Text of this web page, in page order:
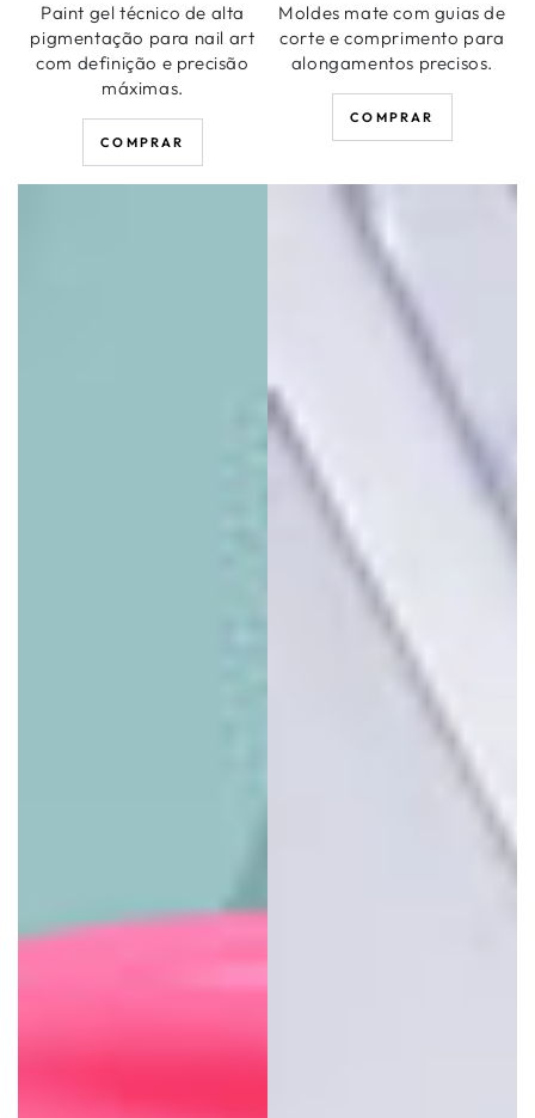
Paint gel técnico de alta
pigmentação para nail art
com definição e precisão
máximas.
COMPRAR
Moldes mate com guias de
corte e comprimento para
alongamentos precisos.
COMPRAR